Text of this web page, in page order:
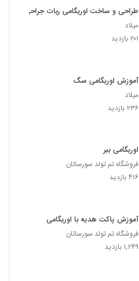
طراحی و ساخت اوریگامی ربات جراحی
میلاد
۲۰۱ بازدید
آموزش اوریگامی سگ
میلاد
۲۳۶ بازدید
اوریگامی ببر
فروشگاه تم تولد سورساتان
۴۱۶ بازدید
آموزش پاکت هدیه با اوریگامی
فروشگاه تم تولد سورساتان
۱,۲۴۹ بازدید